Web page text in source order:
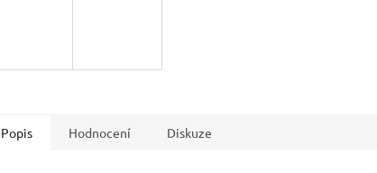
Popis Hodnocení Diskuze